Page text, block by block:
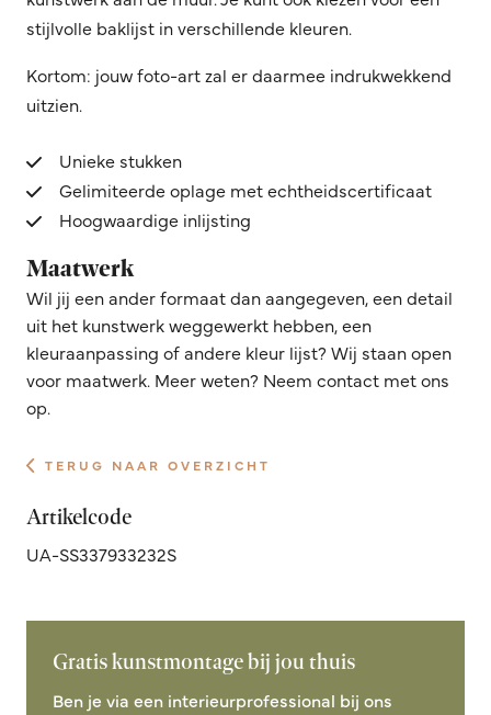
stijlvolle baklijst in verschillende kleuren.
Kortom: jouw foto-art zal er daarmee indrukwekkend
uitzien.
Unieke stukken
Gelimiteerde oplage met echtheidscertificaat
Hoogwaardige inlijsting
Maatwerk
Wil jij een ander formaat dan aangegeven, een detail
uit het kunstwerk weggewerkt hebben, een
kleuraanpassing of andere kleur lijst? Wij staan open
voor maatwerk. Meer weten? Neem contact met ons
op.
TERUG NAAR OVERZICHT
Artikelcode
UA-SS337933232S
Gratis kunstmontage bij jou thuis
Ben je via een interieurprofessional bij ons